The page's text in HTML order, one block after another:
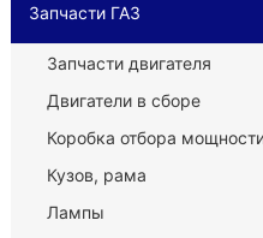
Запчасти ГАЗ
Запчасти двигателя
Двигатели в сборе
Коробка отбора
Кузов, рама
Лампы